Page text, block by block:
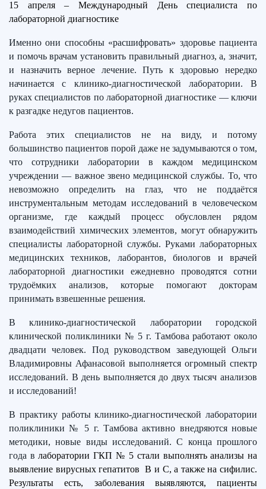
15 апреля – Международный День специалиста по
лабораторной диагностике
Именно они способны «расшифровать» здоровье пациента
и помочь врачам установить правильный диагноз, а, значит,
и назначить верное лечение. Путь к здоровью нередко
начинается с клинико-диагностической лаборатории. В
руках специалистов по лабораторной диагностике — ключи
к разгадке недугов пациентов.
Работа этих специалистов не на виду, и потому
большинство пациентов порой даже не задумываются о том,
что сотрудники лаборатории в каждом медицинском
учреждении — важное звено медицинской службы. То, что
невозможно определить на глаз, что не поддаётся
инструментальным методам исследований в человеческом
организме, где каждый процесс обусловлен рядом
взаимодействий химических элементов, могут обнаружить
специалисты лабораторной службы. Руками лабораторных
медицинских техников, лаборантов, биологов и врачей
лабораторной диагностики ежедневно проводятся сотни
трудоёмких анализов, которые помогают докторам
принимать взвешенные решения.
В клинико-диагностической лаборатории городской
клинической поликлиники № 5 г. Тамбова работают около
двадцати человек. Под руководством заведующей Ольги
Владимировны Афанасовой выполняется огромный спектр
исследований. В день выполняется до двух тысяч анализов
и исследований!
В практику работы клинико-диагностической лаборатории
поликлиники № 5 г. Тамбова активно внедряются новые
методики, новые виды исследований. С конца прошлого
года в лаборатории ГКП № 5 стали выполнять анализы на
выявление вирусных гепатитов В и С, а также на сифилис.
Результаты есть, заболевания выявляются, пациенты